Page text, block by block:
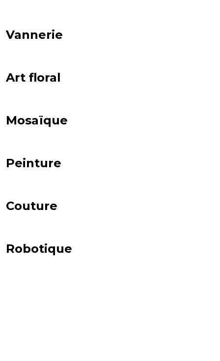
Vannerie
Art floral
Mosaïque
Peinture
Couture
Robotique